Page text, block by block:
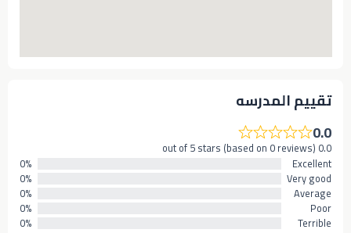
تقييم المدرسه
0.0
0.0 out of 5 stars (based on 0 reviews)
Excellent
0%
Very good
0%
Average
0%
Poor
0%
Terrible
0%